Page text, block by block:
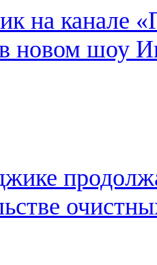
на канале
новом шоу